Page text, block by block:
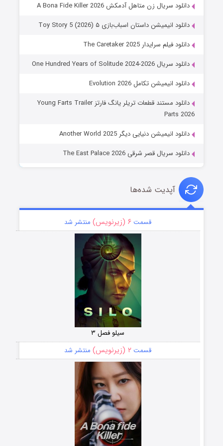
دانلود سریال زن متاهل آدمکش A Bona Fide Killer 2026
دانلود انیمیشن داستان اسباب‌بازی ۵ Toy Story 5 (2026)
دانلود فیلم سرایدار The Caretaker 2025
دانلود سریال One Hundred Years of Solitude 2024-2026
دانلود انیمیشن تکامل Evolution 2026
دانلود مستند قطعات تریلر یانگ فارتز Young Farts Trailer
Parts 2026
دانلود انیمیشن دنیایی دیگر Another World 2025
دانلود سریال قصر شرقی The East Palace 2026
آپدیت شده‌ها
قسمت ۶ (زیرنویس) منتشر شد
سیلو فصل ۳
قسمت ۲ (زیرنویس) منتشر شد